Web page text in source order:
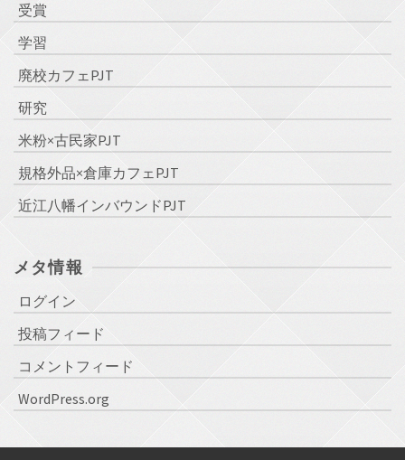
受賞
学習
廃校カフェPJT
研究
米粉×古民家PJT
規格外品×倉庫カフェPJT
近江八幡インバウンドPJT
メタ情報
ログイン
投稿フィード
コメントフィード
WordPress.org